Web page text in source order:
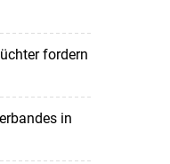
fordern
in